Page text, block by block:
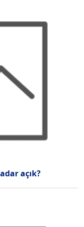
açık?